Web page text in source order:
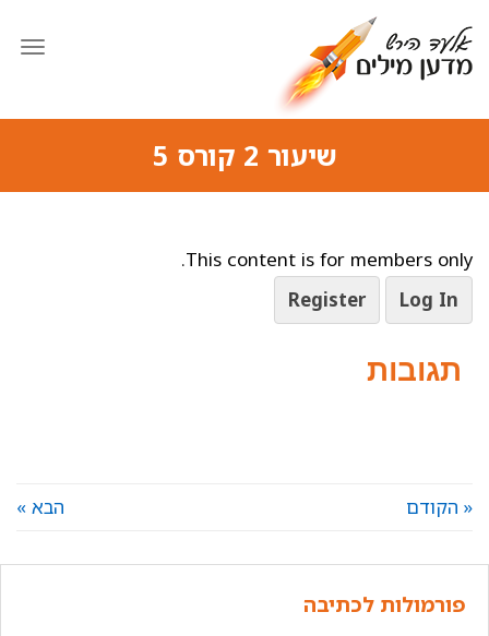
שיעור 2 קורס 5
This content is for members only.
Log In
Register
תגובות
« הקודם הבא »
פורמולות לכתיבה